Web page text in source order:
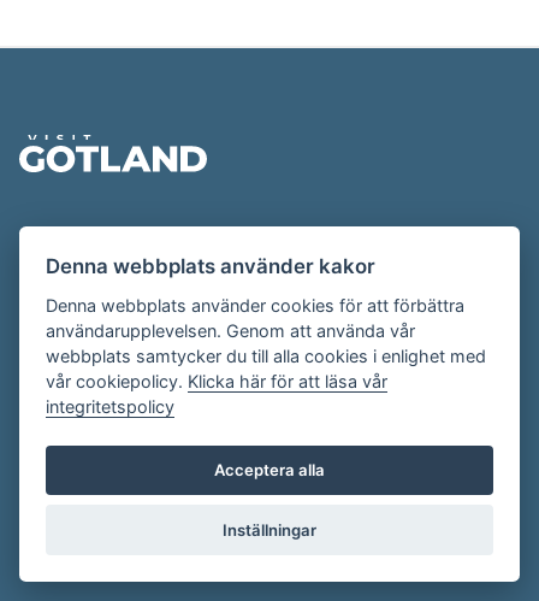
Evenemangskalendern presenteras av
Destination Gotland påvisitgotland.se.
Har du frågor om evenemangskalendern? Mejla oss på
evenemang@visitgotland.se.
Cookies
Villkor
Skapa konto
Denna webbplats använder kakor
Denna webbplats använder cookies för att förbättra
användarupplevelsen. Genom att använda vår
webbplats samtycker du till alla cookies i enlighet med
vår cookiepolicy. Klicka här för att läsa vår
integritetspolicy
Acceptera alla
Inställningar